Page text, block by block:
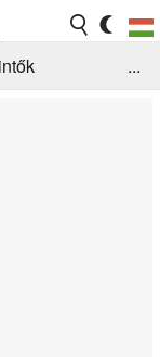
...